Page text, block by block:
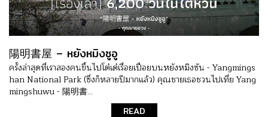
陽明書屋 – หยังหมิงซูอู
ครั้งล่าสุดที่เราสองคนขึ้นไปโต๋เต๋เรื่อยเปื่อยบนหยังหมิงซัน - Yangmings
han National Park (ซึ่งก็หลายปีมากแล้ว) คุณชายเธอชวนไปเที่ย Yang
mingshuwu - 陽明書...
READ